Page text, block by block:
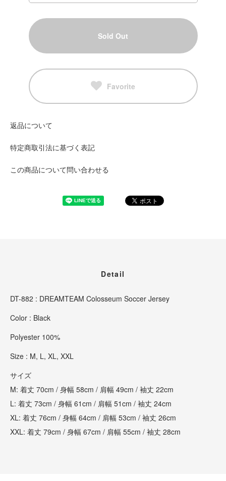
Sold Out
Favorite
返品について
特定商取引法に基づく表記
この商品について問い合わせる
Detail
DT-882 : DREAMTEAM Colosseum Soccer Jersey
Color : Black
Polyester 100%
Size : M, L, XL, XXL
サイズ
M: 着丈 70cm / 身幅 58cm / 肩幅 49cm / 袖丈 22cm
L: 着丈 73cm / 身幅 61cm / 肩幅 51cm / 袖丈 24cm
XL: 着丈 76cm / 身幅 64cm / 肩幅 53cm / 袖丈 26cm
XXL: 着丈 79cm / 身幅 67cm / 肩幅 55cm / 袖丈 28cm